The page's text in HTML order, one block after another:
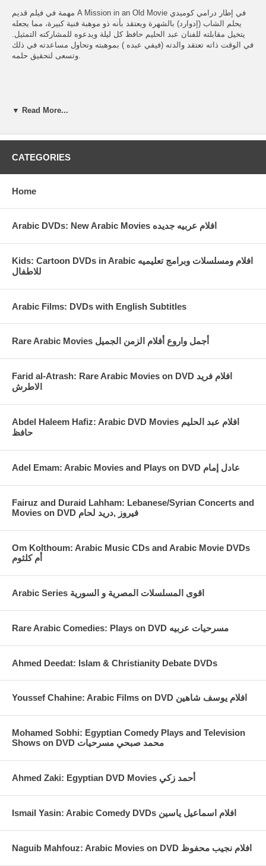
مهمة في فيلم قديم A Mission in an Old Movie في إطار درامي كوميدي
يحلم الشاب (إدوارد) بالشهرة ويعتقد بأنه ذو موهبة فنية كبيرة، مما يجعله
يتخيل مقابلته للفنان عبد الحليم حافظ كل ليلة ويدعوه للمشاركته التمثيل.
في الوقت ذاته تعتقد والدته (فيفي عبده ) بموهبته وتحاول مساعدته في ذلك
▼ Read More...
CATEGORIES
Home
Arabic DVDs: New Arabic Movies افلام عربيه جديده
Kids: Cartoon DVDs in Arabic افلام ومسلسلات وبرامج تعليميه
للاطفال
Arabic Films: DVDs with English Subtitles
Rare Arabic Movies أجمل واروع أفلام الزمن الجميل
Farid al-Atrash: Rare Arabic Movies on DVD افلام فريد
الاطرش
Abdel Haleem Hafiz: Arabic DVD Movies افلام عبد الحليم
حافظ
Fairuz and Duraid Lahham: Lebanese/Syrian Concerts and
Movies on DVD فيروز ,دريد لحام
Om Kolthoum: Arabic Music CDs and Arabic Movie DVDs
أم كلثوم
Arabic Series اقوى المسلسلات المصرية و السورية
Rare Arabic Comedies: Plays on DVD مسرحيات عربيه
Ahmed Deedat: Islam & Christianity Debate DVDs
Youssef Chahine: Arabic Films on DVD افلام يوسف شاهين
Mohamed Sobhi: Egyptian Comedy Plays and Television
Shows on DVD محمد صبحي مسرحيات
Ahmed Zaki: Egyptian DVD Movies أحمد زكي
Ismail Yasin: Arabic Comedy DVDs افلام اسماعيل ياسين
Naguib Mahfouz: Arabic Movies on DVD افلام نجيب محفوظ